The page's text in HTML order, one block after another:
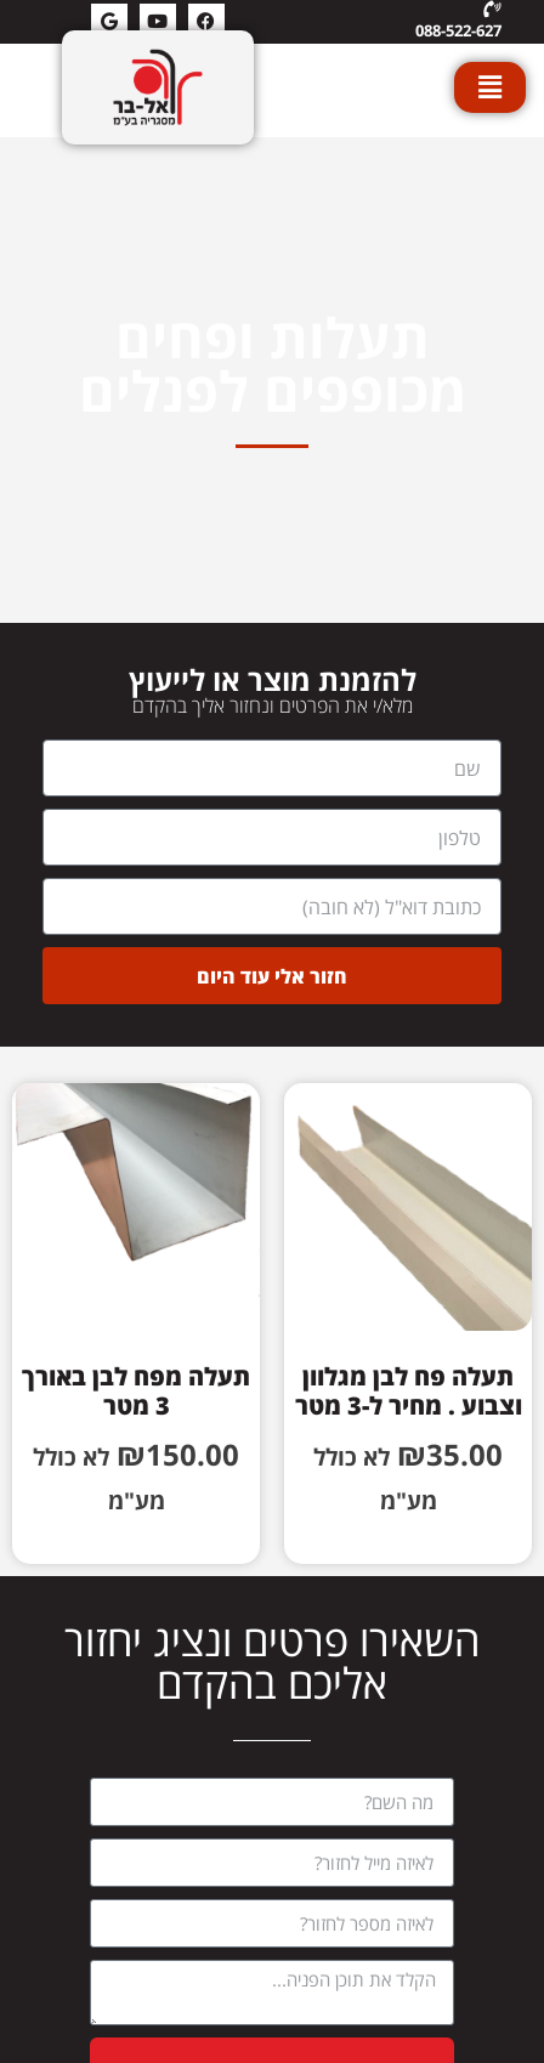
088-522-627
להזמנת מוצר או לייעוץ
מלא/י את הפרטים ונחזור אליך בהקדם
חזור אלי עוד היום
תעלה פח לבן מגלוון
וצבוע . מחיר ל-3 מטר
₪35.00
לא כולל
מע"מ
תעלה מפח לבן באורך
3 מטר
₪150.00
לא כולל
מע"מ
השאירו פרטים ונציג יחזור
אליכם בהקדם